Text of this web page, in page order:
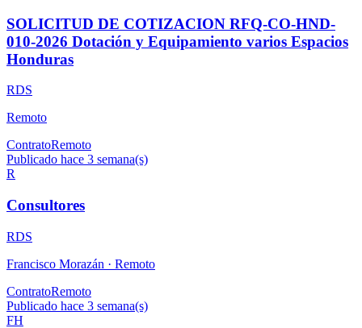
SOLICITUD DE COTIZACION RFQ-CO-HND-
010-2026 Dotación y Equipamiento varios Espacios
Honduras
RDS
Remoto
ContratoRemoto
Publicado hace 3 semana(s)
R
Consultores
RDS
Francisco Morazán · Remoto
ContratoRemoto
Publicado hace 3 semana(s)
FH